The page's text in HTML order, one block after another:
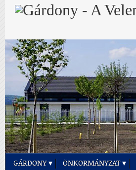
GÁRDONY ÖNKORMÁNYZAT